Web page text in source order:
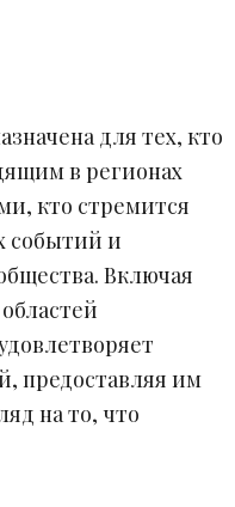
для тех, кто
в регионах
кто стремится
событий и
Включая
предоставляя им
на то, что